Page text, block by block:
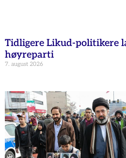
Tidligere Likud-politikere
høyreparti
7. august 2026